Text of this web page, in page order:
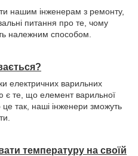
нашим інженерам з ремонту,
питання про те, чому
належним способом.
електричних варильних
є те, що елемент варильної
так, наші інженери зможуть
температуру на своїй